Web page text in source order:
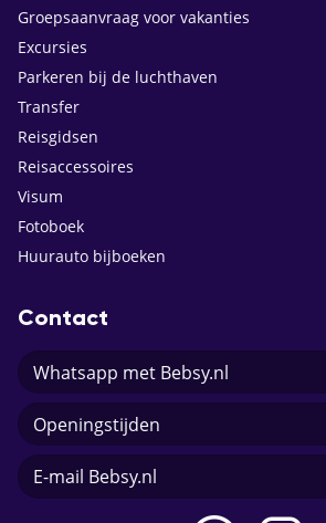
Groepsaanvraag voor vakanties
Excursies
Parkeren bij de luchthaven
Transfer
Reisgidsen
Reisaccessoires
Visum
Fotoboek
Huurauto bijboeken
Contact
Whatsapp met Bebsy.nl
Openingstijden
E-mail Bebsy.nl